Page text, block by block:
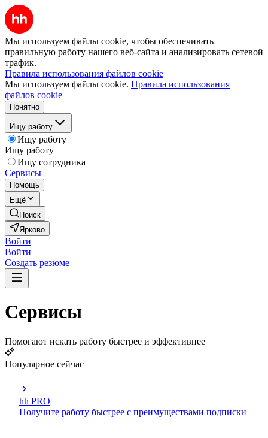
Мы используем файлы cookie, чтобы обеспечивать
правильную работу нашего веб-сайта и анализировать сетевой
трафик.
Правила использования файлов cookie
Мы используем файлы cookie. Правила использования
файлов cookie
Понятно
Ищу работу
Ищу работу
Ищу работу
Ищу сотрудника
Сервисы
Помощь
Ещё
Поиск
Ярково
Войти
Войти
Создать резюме
Сервисы
Помогают искать работу быстрее и эффективнее
Популярное сейчас
hh PRO
Получите работу быстрее с преимуществами подписки